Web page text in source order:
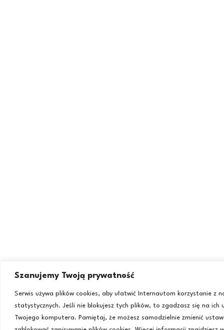
Szanujemy Twoją prywatność
Serwis używa plików cookies, aby ułatwić Internautom korzystanie z
statystycznych. Jeśli nie blokujesz tych plików, to zgadzasz się na ich
Twojego komputera. Pamiętaj, że możesz samodzielnie zmienić